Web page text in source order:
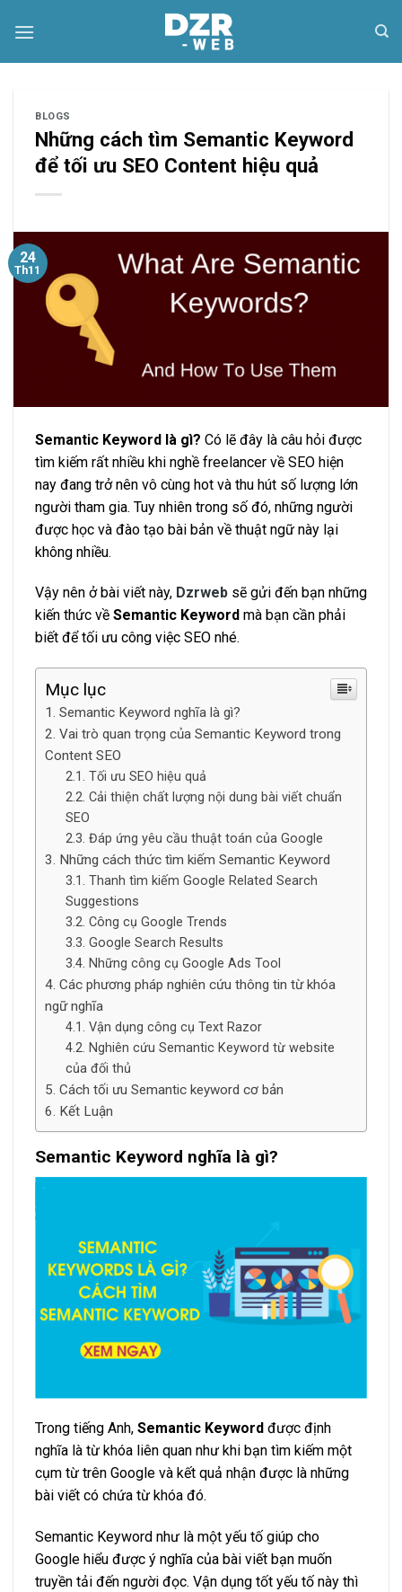
BLOGS
Những cách tìm Semantic Keyword
để tối ưu SEO Content hiệu quả
24
Th11
Semantic Keyword là gì? Có lẽ đây là câu hỏi được
tìm kiếm rất nhiều khi nghề freelancer về SEO hiện
nay đang trở nên vô cùng hot và thu hút số lượng lớn
người tham gia. Tuy nhiên trong số đó, những người
được học và đào tạo bài bản về thuật ngữ này lại
không nhiều.
Vậy nên ở bài viết này, Dzrweb sẽ gửi đến bạn những
kiến thức về Semantic Keyword mà bạn cần phải
biết để tối ưu công việc SEO nhé.
Mục lục
Semantic Keyword nghĩa là gì?
Vai trò quan trọng của Semantic Keyword trong
Content SEO
Tối ưu SEO hiệu quả
Cải thiện chất lượng nội dung bài viết chuẩn
SEO
Đáp ứng yêu cầu thuật toán của Google
Những cách thức tìm kiếm Semantic Keyword
Thanh tìm kiếm Google Related Search
Suggestions
Công cụ Google Trends
Google Search Results
Những công cụ Google Ads Tool
Các phương pháp nghiên cứu thông tin từ khóa
ngữ nghĩa
Vận dụng công cụ Text Razor
Nghiên cứu Semantic Keyword từ website
của đối thủ
Cách tối ưu Semantic keyword cơ bản
Kết Luận
Semantic Keyword nghĩa là gì?
Trong tiếng Anh, Semantic Keyword được định
nghĩa là từ khóa liên quan như khi bạn tìm kiếm một
cụm từ trên Google và kết quả nhận được là những
bài viết có chứa từ khóa đó.
Semantic Keyword như là một yếu tố giúp cho
Google hiểu được ý nghĩa của bài viết bạn muốn
truyền tải đến người đọc. Vận dụng tốt yếu tố này thì